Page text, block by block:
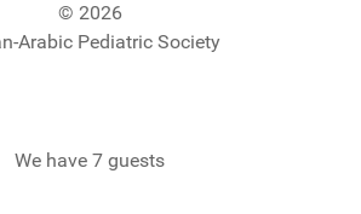
© 2026
Arabic Pediatric Society
We have 7 guests